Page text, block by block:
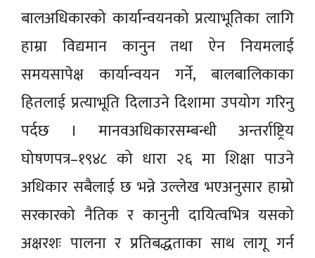
बालअधिकारको कार्यान्वयनको प्रत्याभूतिका लागि
हाम्रा विद्यमान कानुन तथा ऐन नियमलाई
समयसापेक्ष कार्यान्वयन गर्ने, बालबालिकाका
हितलाई प्रत्याभूति दिलाउने दिशामा उपयोग गरिनु
पर्दछ । मानवअधिकारसम्बन्धी अन्तर्राष्ट्रिय
घोषणपत्र–१९४८ को धारा २६ मा शिक्षा पाउने
अधिकार सबैलाई छ भन्ने उल्लेख भएअनुसार हाम्रो
सरकारको नैतिक र कानुनी दायित्वभित्र यसको
अक्षरशः पालना र प्रतिबद्धताका साथ लागू गर्न